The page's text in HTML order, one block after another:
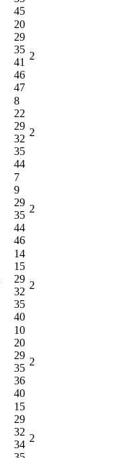
45
20
29
35
41
46
47
2
8
22
29
32
35
44
2
7
9
29
35
44
46
2
14
15
29
32
35
40
2
10
20
29
35
36
40
2
15
29
32
34
2